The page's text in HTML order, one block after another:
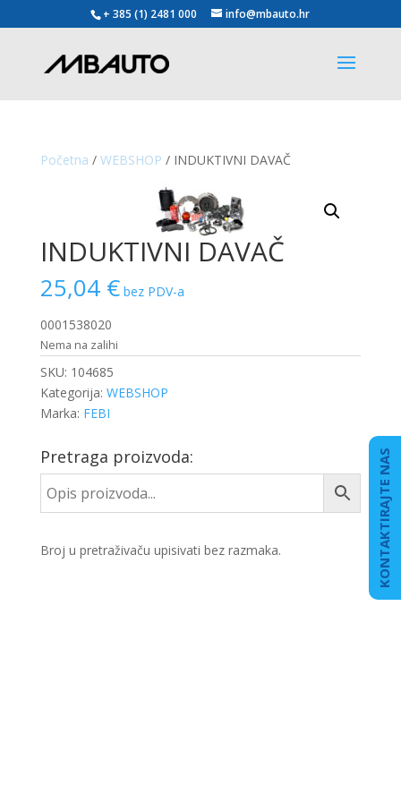
+ 385 (1) 2481 000 info@mbauto.hr
Početna / WEBSHOP / INDUKTIVNI DAVAČ
INDUKTIVNI DAVAČ
25,04 € bez PDV-a
0001538020
Nema na zalihi
SKU: 104685
Kategorija: WEBSHOP
Marka: FEBI
Pretraga proizvoda:
Broj u pretraživaču upisivati bez razmaka. KONTAKTIRAJTE NAS